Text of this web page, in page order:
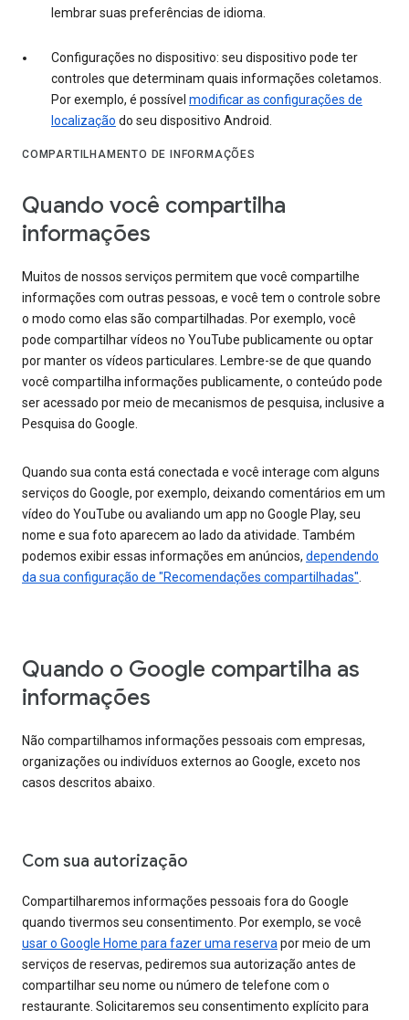
lembrar suas preferências de idioma.
Configurações no dispositivo: seu dispositivo pode ter
controles que determinam quais informações coletamos.
Por exemplo, é possível modificar as configurações de
localização do seu dispositivo Android.
COMPARTILHAMENTO DE INFORMAÇÕES
Quando você compartilha
informações
Muitos de nossos serviços permitem que você compartilhe
informações com outras pessoas, e você tem o controle sobre
o modo como elas são compartilhadas. Por exemplo, você
pode compartilhar vídeos no YouTube publicamente ou optar
por manter os vídeos particulares. Lembre-se de que quando
você compartilha informações publicamente, o conteúdo pode
ser acessado por meio de mecanismos de pesquisa, inclusive a
Pesquisa do Google.
Quando sua conta está conectada e você interage com alguns
serviços do Google, por exemplo, deixando comentários em um
vídeo do YouTube ou avaliando um app no Google Play, seu
nome e sua foto aparecem ao lado da atividade. Também
podemos exibir essas informações em anúncios, dependendo
da sua configuração de "Recomendações compartilhadas"
Quando o Google compartilha as
informações
Não compartilhamos informações pessoais com empresas,
organizações ou indivíduos externos ao Google, exceto nos
casos descritos abaixo.
Com sua autorização
Compartilharemos informações pessoais fora do Google
quando tivermos seu consentimento. Por exemplo, se você
usar o Google Home para fazer uma reserva por meio de um
serviços de reservas, pediremos sua autorização antes de
compartilhar seu nome ou número de telefone com o
restaurante. Solicitaremos seu consentimento explícito para